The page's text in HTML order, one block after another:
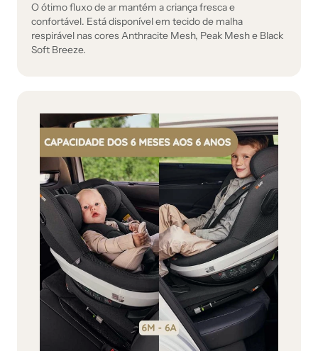
O ótimo fluxo de ar mantém a criança fresca e
confortável. Está disponível em tecido de malha
respirável nas cores Anthracite Mesh, Peak Mesh e Black
Soft Breeze.